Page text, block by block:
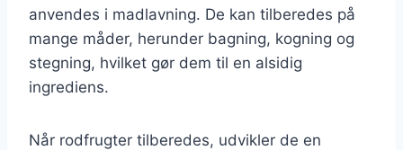
anvendes i madlavning. De kan tilberedes på
mange måder, herunder bagning, kogning og
stegning, hvilket gør dem til en alsidig
ingrediens.
Når rodfrugter tilberedes, udvikler de en